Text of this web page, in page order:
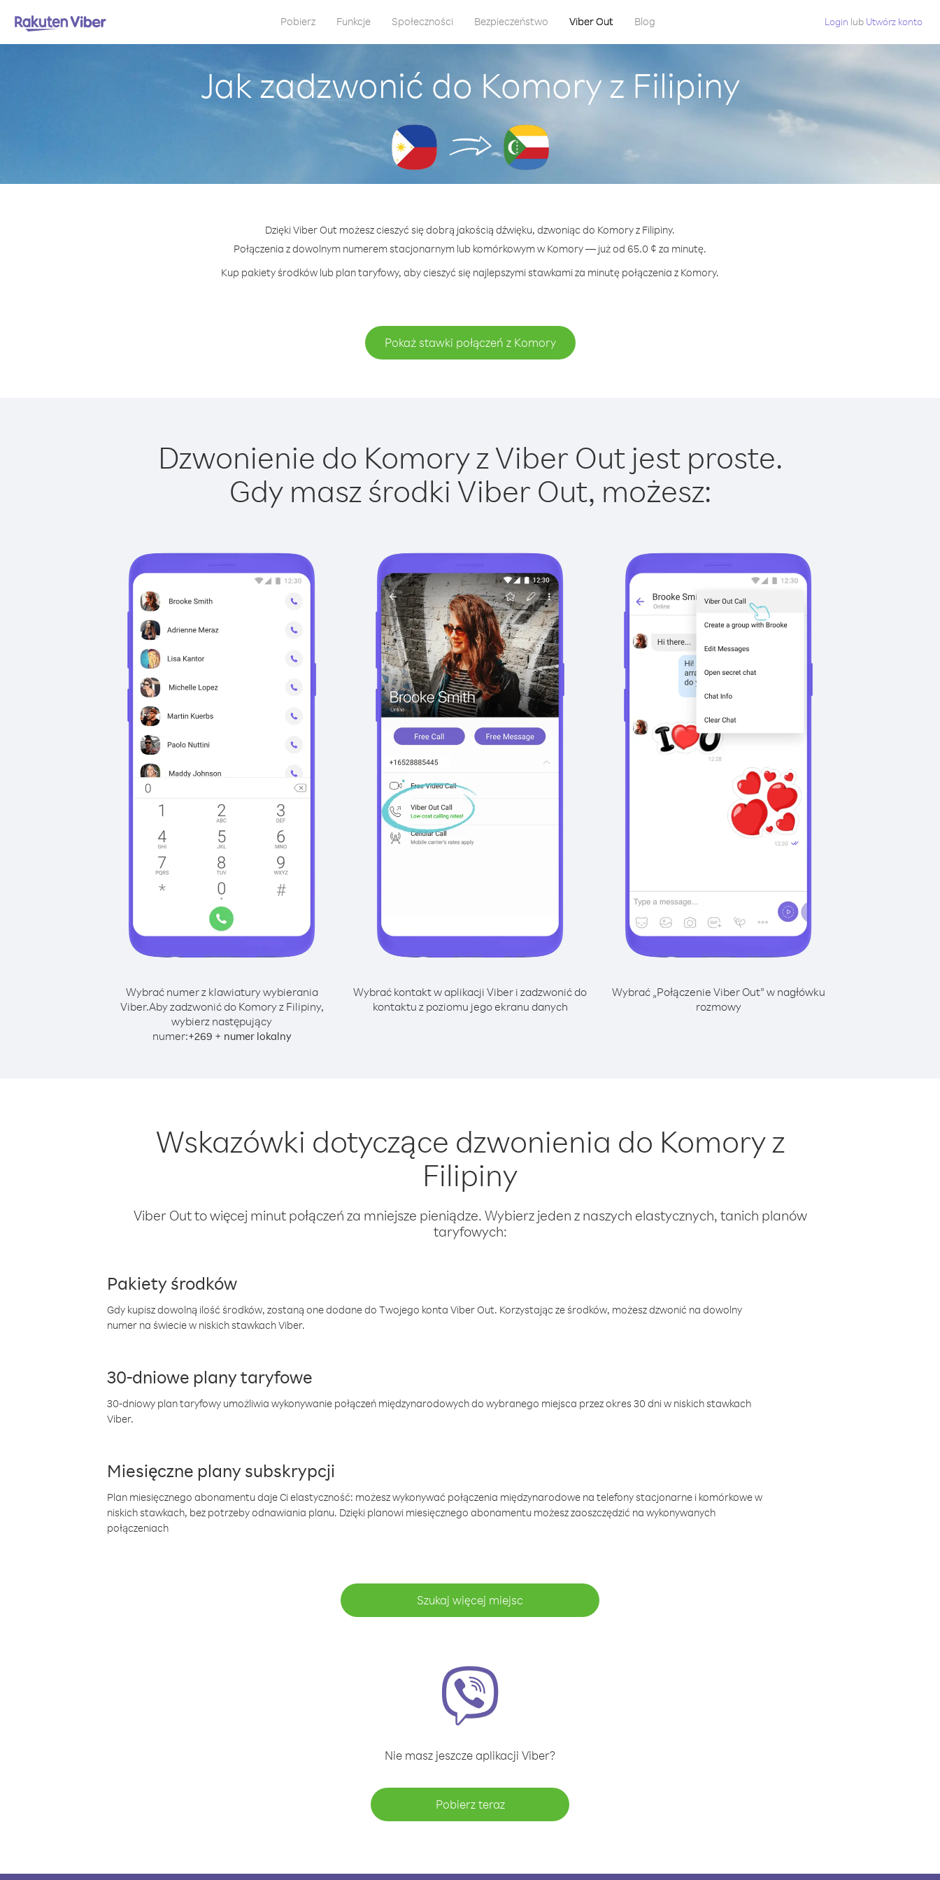
Pobierz Funkcje Społeczności Bezpieczeństwo Viber Out Blog Login lub Utwórz konto
Jak zadzwonić do Komory z Filipiny
Dzięki Viber Out możesz cieszyć się dobrą jakością dźwięku, dzwoniąc do Komory z Filipiny.
Połączenia z dowolnym numerem stacjonarnym lub komórkowym w Komory — już od 65.0 ¢ za minutę.
Kup pakiety środków lub plan taryfowy, aby cieszyć się najlepszymi stawkami za minutę połączenia z Komory.
Pokaż stawki połączeń z Komory
Dzwonienie do Komory z Viber Out jest proste.
Gdy masz środki Viber Out, możesz:
Wybrać numer z klawiatury wybierania
Viber.Aby zadzwonić do Komory z Filipiny,
wybierz następujący
numer:+269 + numer lokalny
Wybrać kontakt w aplikacji Viber i zadzwonić do
kontaktu z poziomu jego ekranu danych
Wybrać „Połączenie Viber Out” w nagłówku
rozmowy
Wskazówki dotyczące dzwonienia do Komory z
Filipiny
Viber Out to więcej minut połączeń za mniejsze pieniądze. Wybierz jeden z naszych elastycznych, tanich planów
taryfowych:
Pakiety środków
Gdy kupisz dowolną ilość środków, zostaną one dodane do Twojego konta Viber Out. Korzystając ze środków, możesz dzwonić na dowolny
numer na świecie w niskich stawkach Viber.
30-dniowe plany taryfowe
30-dniowy plan taryfowy umożliwia wykonywanie połączeń międzynarodowych do wybranego miejsca przez okres 30 dni w niskich stawkach
Viber.
Miesięczne plany subskrypcji
Plan miesięcznego abonamentu daje Ci elastyczność: możesz wykonywać połączenia międzynarodowe na telefony stacjonarne i komórkowe w
niskich stawkach, bez potrzeby odnawiania planu. Dzięki planowi miesięcznego abonamentu możesz zaoszczędzić na wykonywanych
połączeniach
Szukaj więcej miejsc
Nie masz jeszcze aplikacji Viber?
Pobierz teraz